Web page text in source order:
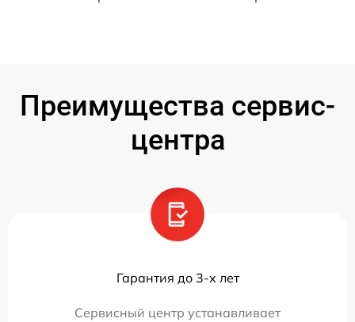
Преимущества сервис-
центра
Гарантия до 3-х лет
Сервисный центр устанавливает